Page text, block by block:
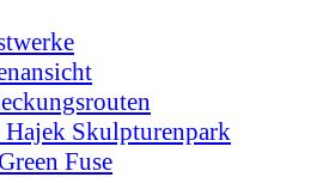
Hajek Skulpturenpark
Fuse